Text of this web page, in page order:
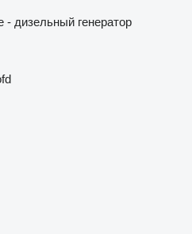
дизельный генератор